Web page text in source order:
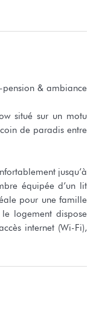
& ambiance
situé sur un motu
de paradis entre
jusqu’à
équipée d’un lit
pour une famille
logement dispose
internet (Wi-Fi),
suivi le soir